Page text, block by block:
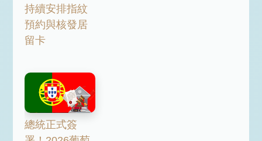
持續安排指紋
預約與核發居
留卡
總統正式簽